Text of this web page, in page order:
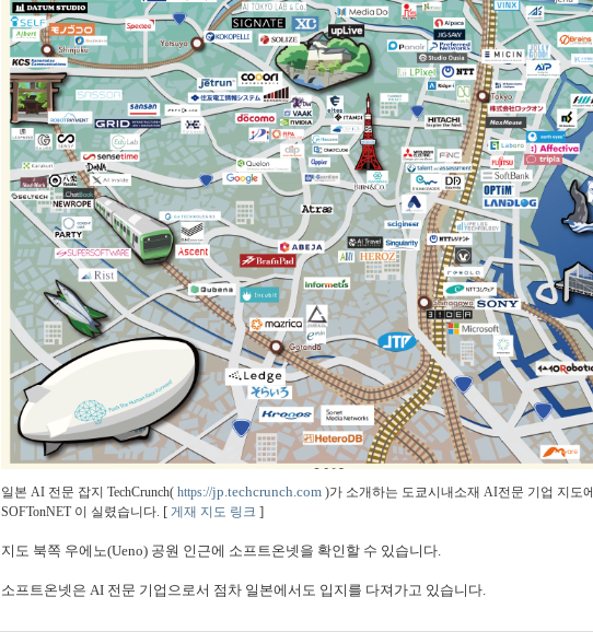
일본 AI 전문 잡지 TechCrunch( https://jp.techcrunch.com )가 소개하는 도쿄시내소재 AI전문 기업 지도에
SOFTonNET 이 실렸습니다. [ 게재 지도 링크 ]
지도 북쪽 우에노(Ueno) 공원 인근에 소프트온넷을 확인할 수 있습니다.
소프트온넷은 AI 전문 기업으로서 점차 일본에서도 입지를 다져가고 있습니다.